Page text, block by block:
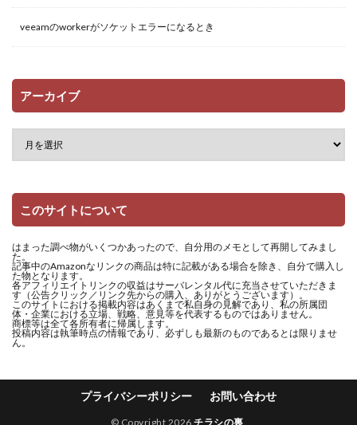
veeamのworkerがソケットエラーになるとき
アーカイブ
このサイトについて
はまった調べ物がいくつかあったので、自分用のメモとして再開してみまし
た。
記事中のAmazonなリンクの商品は特に記載がある場合を除き、自分で購入し
た物となります。
各アフィリエイトリンクの収益はサーバレンタル代に充当させていただきま
す（公告クリック／リンク先からの購入、ありがとうございます）。
このサイトにおける掲載内容はあくまで私自身の見解であり、私の所属団
体・企業における立場、戦略、意見等を代表するものではありません。
商標等は全て各所有者に帰属します。
投稿内容は執筆時点の情報であり、必ずしも最新のものであるとは限りませ
ん。
プライバシーポリシー お問い合わせ
© Copyright 2026チラシの裏